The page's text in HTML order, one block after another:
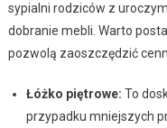
sypialni rodziców z
dobranie mebli. Warto
pozwolą zaoszczędzić
Łóżko piętrowe: To
przypadku mniejszych